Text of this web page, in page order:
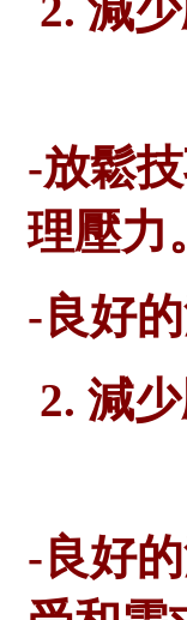
2. 減
-放鬆
理壓力
-良好
2. 減少
-良好